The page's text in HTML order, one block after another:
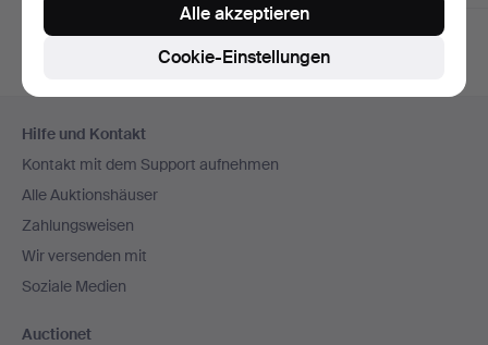
Navigation
Hilfe und Kontakt
Kontakt mit dem Support aufnehmen
Alle Auktionshäuser
Zahlungsweisen
Wir versenden mit
Soziale Medien
Auctionet
Cookie-Einstellungen
Alle akzeptieren